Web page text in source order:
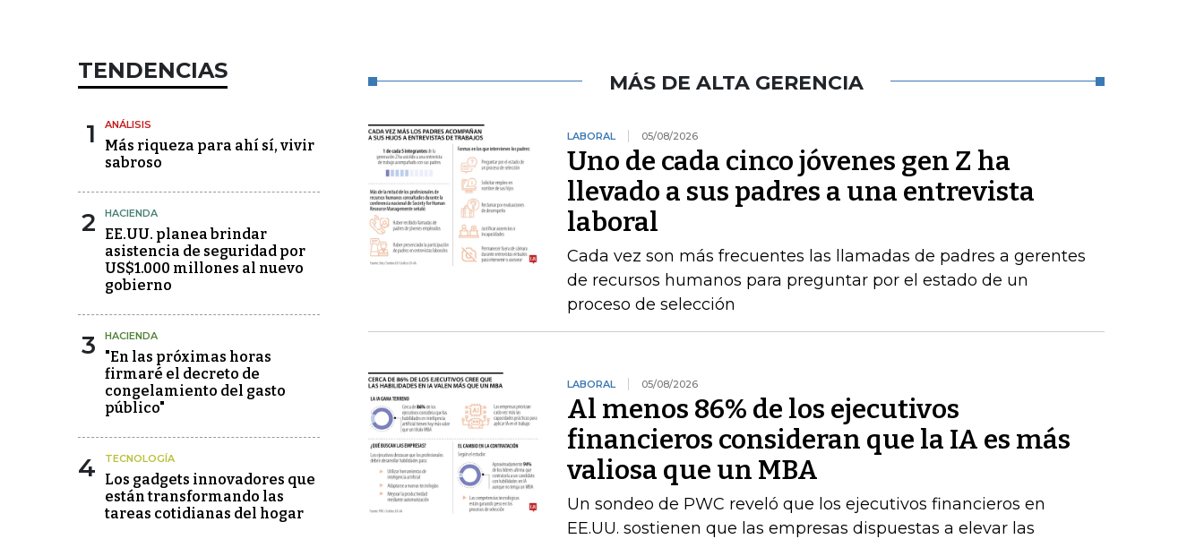
TENDENCIAS
1 ANÁLISIS
Más riqueza para ahí sí, vivir
sabroso
2 HACIENDA
EE.UU. planea brindar
asistencia de seguridad por
US$1.000 millones al nuevo
gobierno
3 HACIENDA
"En las próximas horas
firmaré el decreto de
congelamiento del gasto
público"
4 TECNOLOGÍA
Los gadgets innovadores que
están transformando las
tareas cotidianas del hogar
MÁS DE ALTA GERENCIA
LABORAL 05/08/2026
Uno de cada cinco jóvenes gen Z ha
llevado a sus padres a una entrevista
laboral
Cada vez son más frecuentes las llamadas de padres a gerentes
de recursos humanos para preguntar por el estado de un
proceso de selección
LABORAL 05/08/2026
Al menos 86% de los ejecutivos
financieros consideran que la IA es más
valiosa que un MBA
Un sondeo de PWC reveló que los ejecutivos financieros en
EE.UU. sostienen que las empresas dispuestas a elevar las